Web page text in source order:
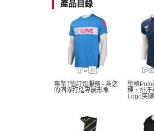
產品目錄
專業T恤訂造服務 - 為您
的團隊打造專屬形象
型格Polo
棉、排汗
Logo突